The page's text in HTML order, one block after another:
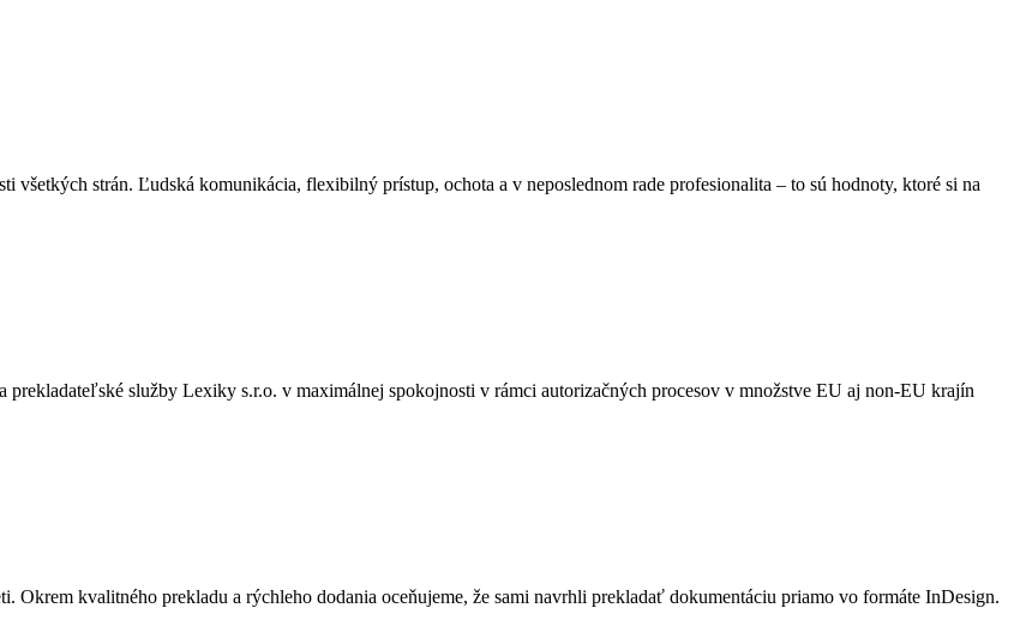
strán. Ľudská komunikácia, flexibilný prístup, ochota a v neposlednom rade profesionalita – to sú hodnoty, ktoré si na
služby Lexiky s.r.o. v maximálnej spokojnosti v rámci autorizačných procesov v množstve EU aj non-EU krajín
Okrem kvalitného prekladu a rýchleho dodania oceňujeme, že sami navrhli prekladať dokumentáciu priamo vo formáte InDesign.